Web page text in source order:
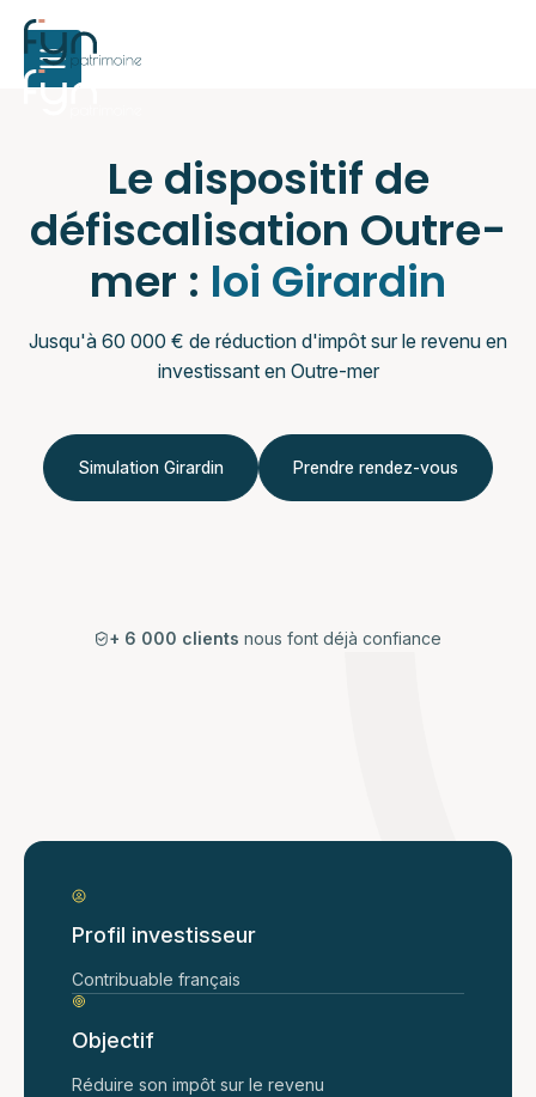
Le dispositif de
défiscalisation Outre-
mer : loi Girardin
Jusqu'à 60 000 € de réduction d'impôt sur le revenu en
investissant en Outre-mer
Simulation Girardin Prendre rendez-vous
+ 6 000 clients nous font déjà confiance
Profil investisseur
Contribuable français
Objectif
Réduire son impôt sur le revenu